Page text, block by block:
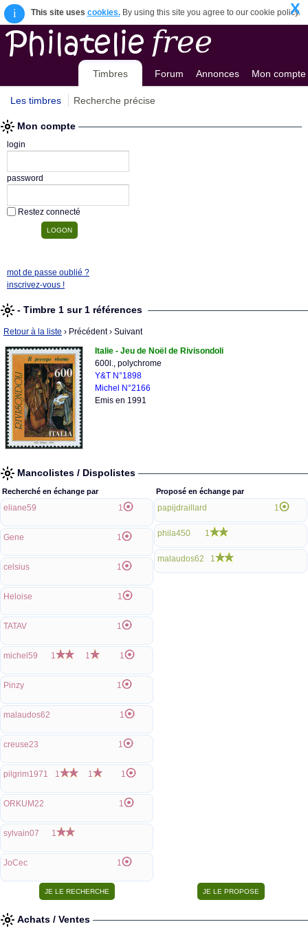
i This site uses cookies.By using this site you agree to our cookie policy.
X
Timbres Forum Annonces Mon compte
Les timbres Recherche précise
Mon compte
login
password
Restez connecté
mot de passe oublié ?
inscrivez-vous !
- Timbre 1 sur 1 références
Retour à la liste › Précédent› Suivant
Italie - Jeu de Noël de Rivisondoli
600l., polychrome
Y&T N°1898
Michel N°2166
Emis en 1991
Mancolistes / Dispolistes
Recherché en échange par
eliane59 1
Gene 1
celsius 1
Heloise 1
TATAV 1
michel59 1 1 1
Pinzy 1
malaudos62 1
creuse23 1
pilgrim1971 1 1 1
ORKUM22 1
sylvain07 1
JoCec 1
Proposé en échange par
papijdraillard 1
phila450 1
malaudos62 1
Achats / Ventes